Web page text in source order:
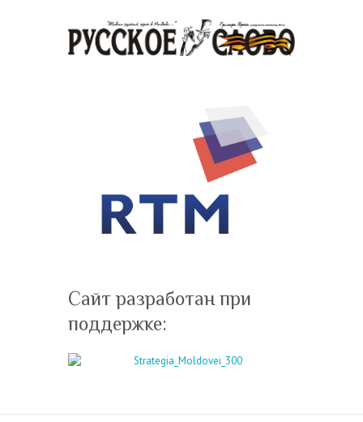
Сайт разработан при
поддержке: